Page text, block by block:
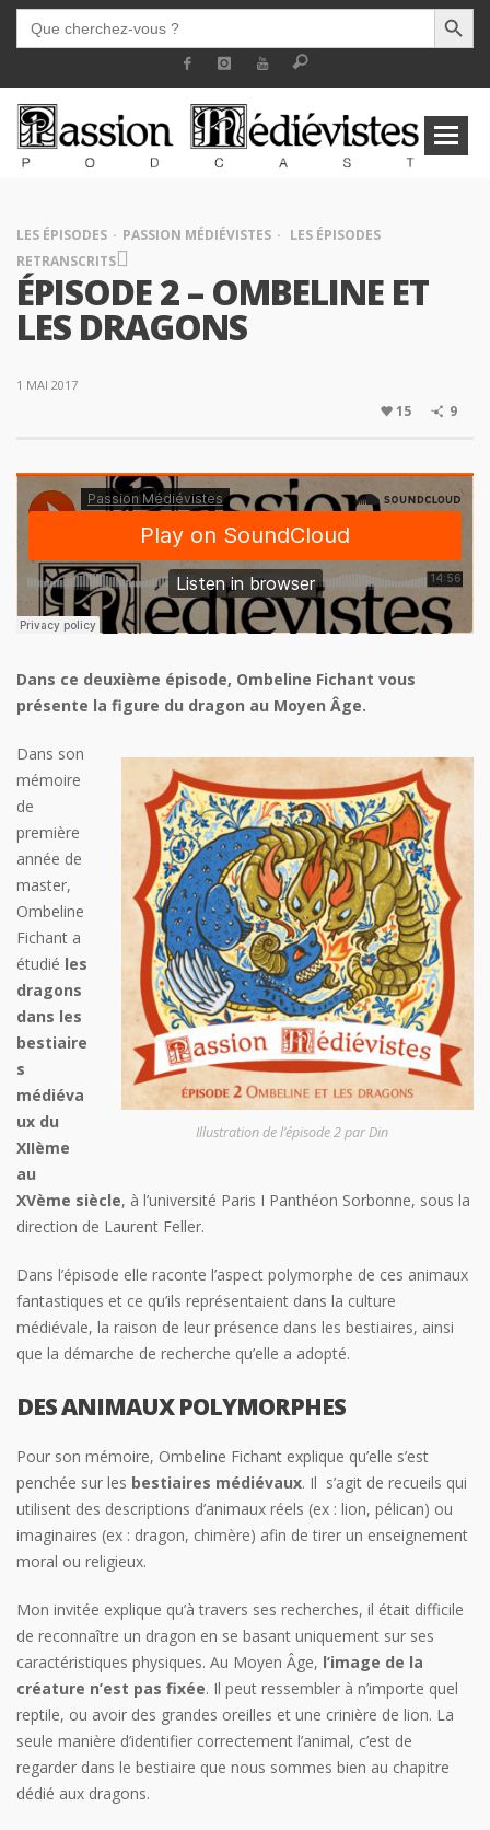
SEARCH
FOR:
SEARCH
LES ÉPISODES PASSION MÉDIÉVISTES
LES ÉPISODES
RETRANSCRITS
ÉPISODE 2 – OMBELINE ET
LES DRAGONS
1 MAI 2017
15 9
Dans ce deuxième épisode, Ombeline Fichant vous
présente la figure du dragon au Moyen Âge.
Illustration de l’épisode 2 par Din
Dans son
mémoire
de
première
année de
master,
Ombeline
Fichant a
étudié les
dragons
dans les
bestiaire
s
médiéva
ux du
XIIème
au
XVème siècle, à l’université Paris I Panthéon Sorbonne, sous la
direction de Laurent Feller.
Dans l’épisode elle raconte l’aspect polymorphe de ces animaux
fantastiques et ce qu’ils représentaient dans la culture
médiévale, la raison de leur présence dans les bestiaires, ainsi
que la démarche de recherche qu’elle a adopté.
DES ANIMAUX POLYMORPHES
Pour son mémoire, Ombeline Fichant explique qu’elle s’est
penchée sur les bestiaires médiévaux. Il s’agit de recueils qui
utilisent des descriptions d’animaux réels (ex : lion, pélican) ou
imaginaires (ex : dragon, chimère) afin de tirer un enseignement
moral ou religieux.
Mon invitée explique qu’à travers ses recherches, il était difficile
de reconnaître un dragon en se basant uniquement sur ses
caractéristiques physiques. Au Moyen Âge, l’image de la
créature n’est pas fixée. Il peut ressembler à n’importe quel
reptile, ou avoir des grandes oreilles et une crinière de lion. La
seule manière d’identifier correctement l’animal, c’est de
regarder dans le bestiaire que nous sommes bien au chapitre
dédié aux dragons.